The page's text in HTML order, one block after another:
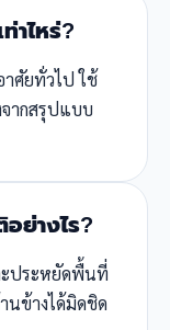
าไหร่?
ศัยทั่วไป ใช้
ากสรุปแบบ
ย่างไร?
ประหยัดพื้นที่
นข้างได้มิดชิด